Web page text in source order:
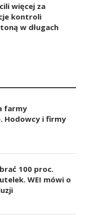
więcej za
kontroli
w długach
farmy
Hodowcy i firmy
100 proc.
WEI mówi o